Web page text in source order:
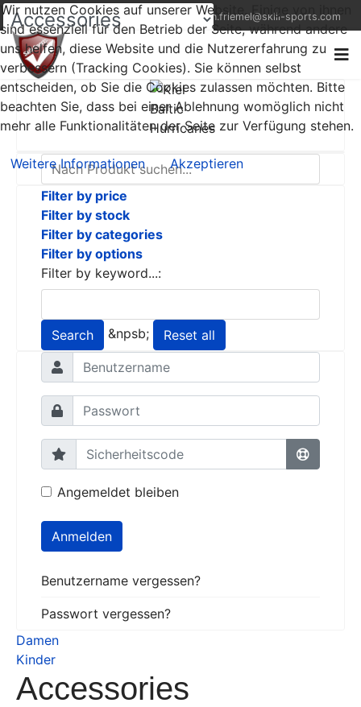
+49 (0) 1522 9521823 thorsten.friemel@skill-sports.com
Filter by price
Filter by stock
Filter by categories
Filter by options
Filter by keyword...:
Search &npsb; Reset all
Angemeldet bleiben
Anmelden
Benutzername vergessen?
Passwort vergessen?
Damen
Kinder
Accessories
Wir nutzen Cookies auf unserer Website. Einige von ihnen
sind essenziell für den Betrieb der Seite, während andere
uns helfen, diese Website und die Nutzererfahrung zu
verbessern (Tracking Cookies). Sie können selbst
entscheiden, ob Sie die Cookies zulassen möchten. Bitte
beachten Sie, dass bei einer Ablehnung womöglich nicht
mehr alle Funktionalitäten der Seite zur Verfügung stehen.
Weitere Informationen Akzeptieren